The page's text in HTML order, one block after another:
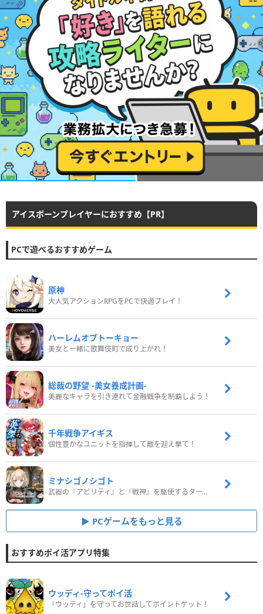
アイスボーンプレイヤーにおすすめ【PR】
PCで遊べるおすすめゲーム
原神
大人気アクションRPGをPCで快適プレイ！
ハーレムオブトーキョー
美女と一緒に歌舞伎町で成り上がれ！
総裁の野望 -美女養成計画-
美麗なキャラを引き連れて金融戦争を制覇しよう！
千年戦争アイギス
個性豊かなユニットを指揮して敵を迎え撃て！
ミナシゴノシゴト
武器の『アビリティ』と『戦神』を駆使するターン制コマンドバトルRPG！
PCゲームをもっと見る
おすすめポイ活アプリ特集
ウッディ‐守ってポイ活
「ウッディ」を守ってお世話してポイントゲット！